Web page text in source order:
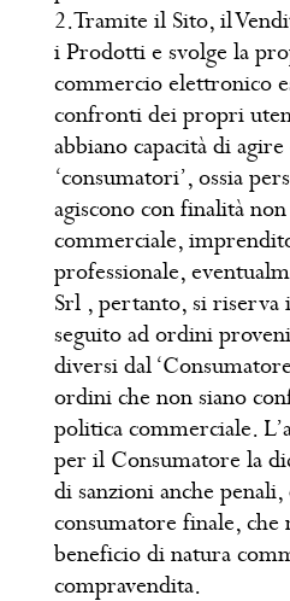
2.Tramite il Sito, il
i Prodotti e svolge la
commercio elettronico
confronti dei propri
abbiano capacità di agire
‘consumatori’, ossia
agiscono con finalità
commerciale,
professionale,
Srl , pertanto, si
seguito ad ordini
diversi dal
ordini che non siano
politica commerciale.
per il Consumatore la
di sanzioni anche penali,
consumatore finale,
beneficio di natura
compravendita.